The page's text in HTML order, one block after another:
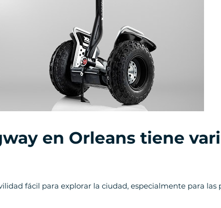
en Orleans tiene
fácil para explorar la ciudad, especialmente para las